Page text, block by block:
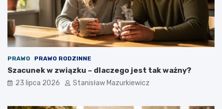
PRAWO PRAWO RODZINNE
Szacunek w związku – dlaczego jest tak ważny?
23 lipca 2026 Stanisław Mazurkiewicz